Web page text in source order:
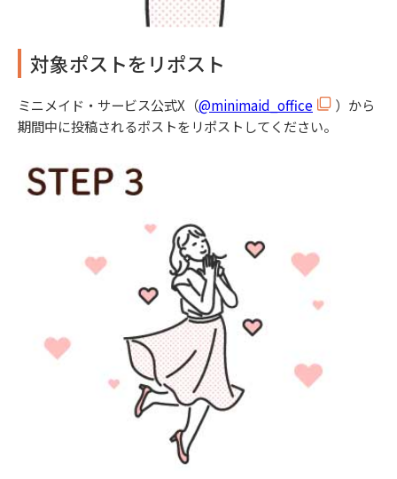
対象ポストをリポスト
ミニメイド・サービス公式X（@minimaid_office
）から
期間中に投稿されるポストをリポストしてください。